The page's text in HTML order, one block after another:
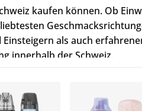
kaufen können. Ob
als auch
innerhalb der Schweiz.